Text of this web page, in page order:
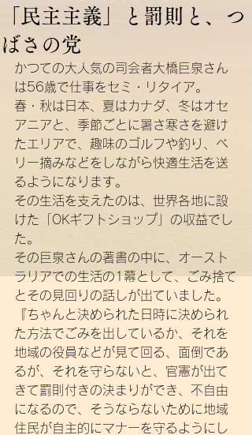
「民主主義」と罰則と、つ
ばさの党
かつての大人気の司会者大橋巨泉さん
は56歳で仕事をセミ・リタイア。
春・秋は日本、夏はカナダ、冬はオセ
アニアと、季節ごとに暑さ寒さを避け
たエリアで、趣味のゴルフや釣り、ベ
リー摘みなどをしながら快適生活を送
るようになります。
その生活を支えたのは、世界各地に設
けた「OKギフトショップ」の収益でし
た。
その巨泉さんの著書の中に、オースト
ラリアでの生活の1幕として、ごみ捨て
とその見回りの話しが出ていました。
『ちゃんと決められた日時に決められ
た方法でごみを出しているか、それを
地域の役員などが見て回る、面倒であ
るが、それを守らないと、官憲が出て
きて罰則付きの決まりができ、不自由
になるので、そうならないために地域
住民が自主的にマナーを守るようにし